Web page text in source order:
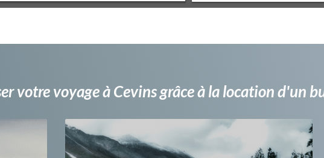
votre voyage à Cevins grâce à la location d'un